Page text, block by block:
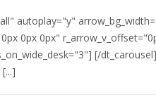
autoplay="y"
0px 0px"
[/